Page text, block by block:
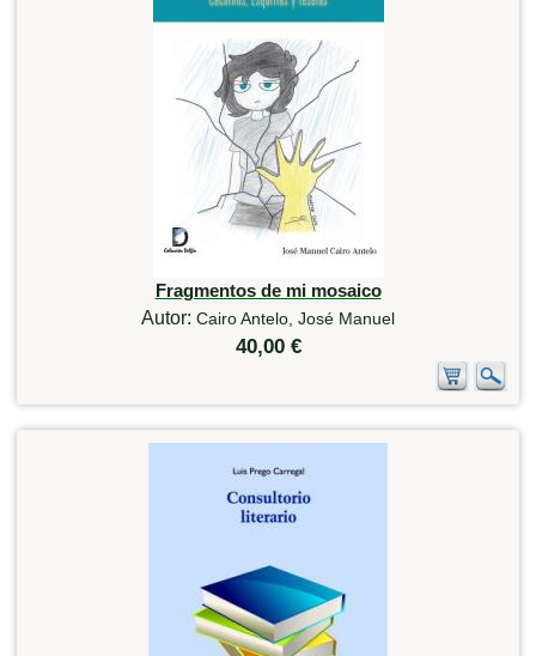
Fragmentos de mi mosaico
Autor: Cairo Antelo, José Manuel
40,00 €